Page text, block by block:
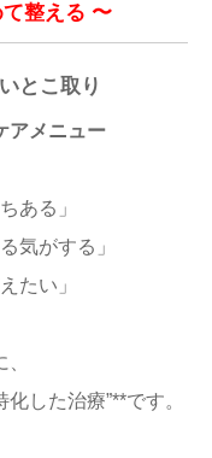
整える 〜
とこ取り
アメニュー
ある」
気がする」
たい」
した治療”**です。